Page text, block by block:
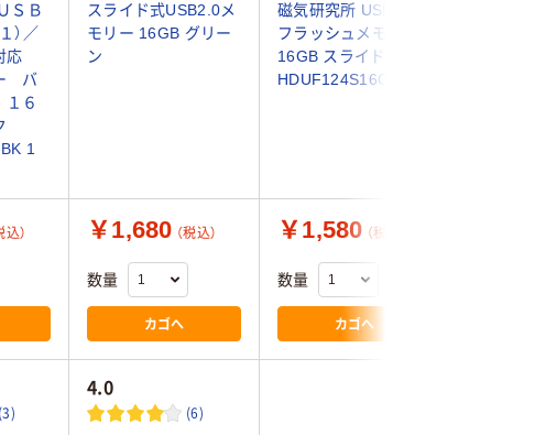
ＳＢ
）／
応
バ
６
1
スライド式USB2.0メ
モリー 16GB グリー
ン
磁気研究所 USB 3.0
フラッシュメモリー
16GB スライド式
HDUF124S16G3 1個
込） ￥1,680 （税込）
数量
カゴへ
￥1,580 （税込）
数量
カゴへ
(3)
4.0
(6)